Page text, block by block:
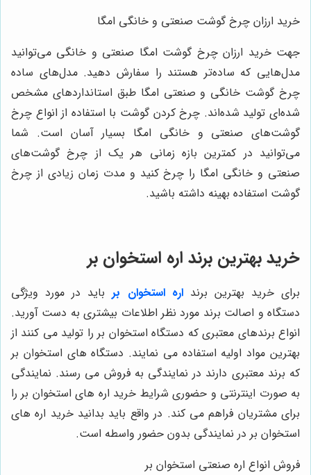
خرید ارزان چرخ گوشت صنعتی و خانگی امگا
جهت خرید ارزان چرخ گوشت امگا صنعتی و خانگی می‌توانید
مدل‌هایی که ساده‌تر هستند را سفارش دهید. مدل‌های ساده
چرخ گوشت خانگی و صنعتی امگا طبق استانداردهای مشخص
شده‌ای تولید شده‌اند. چرخ کردن گوشت با استفاده از انواع چرخ
گوشت‌های صنعتی و خانگی امگا بسیار آسان است. شما
می‌توانید در کمترین بازه زمانی هر یک از چرخ گوشت‌های
صنعتی و خانگی امگا را چرخ کنید و مدت زمان زیادی از چرخ
گوشت استفاده بهینه داشته باشید.
خرید بهترین برند اره استخوان بر
برای خرید بهترین برند اره استخوان بر باید در مورد ویژگی
دستگاه و اصالت برند مورد نظر اطلاعات بیشتری به دست آورید.
انواع برندهای معتبری که دستگاه استخوان بر را تولید می کنند از
بهترین مواد اولیه استفاده می نمایند. دستگاه های استخوان بر
که برند معتبری دارند در نمایندگی به فروش می رسند. نمایندگی
به صورت اینترنتی و حضوری شرایط خرید اره های استخوان بر را
برای مشتریان فراهم می کند. در واقع باید بدانید خرید اره های
استخوان بر در نمایندگی بدون حضور واسطه است.
فروش انواع اره صنعتی استخوان بر